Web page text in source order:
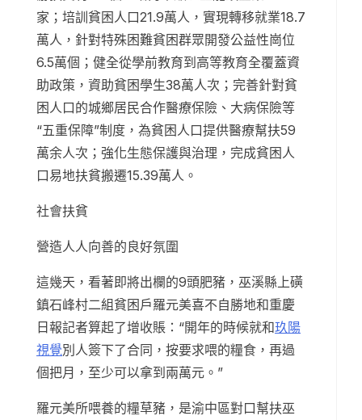
家；培訓貧困人口21.9萬人，實現轉移就業18.7
萬人，針對特殊困難貧困群眾開發公益性崗位
6.5萬個；健全從學前教育到高等教育全覆蓋資
助政策，資助貧困學生38萬人次；完善針對貧
困人口的城鄉居民合作醫療保險、大病保險等
“五重保障”制度，為貧困人口提供醫療幫扶59
萬余人次；強化生態保護與治理，完成貧困人
口易地扶貧搬遷15.39萬人。
社會扶貧
營造人人向善的良好氛圍
這幾天，看著即將出欄的9頭肥豬，巫溪縣上磺
鎮石峰村二組貧困戶羅元美喜不自勝地和重慶
日報記者算起了增收賬：“開年的時候就和玖陽
視覺別人簽下了合同，按要求喂的糧食，再過
個把月，至少可以拿到兩萬元。”
羅元美所喂養的糧草豬，是渝中區對口幫扶巫